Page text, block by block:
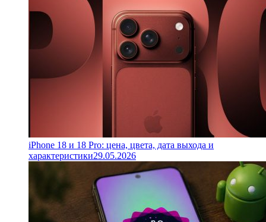
iPhone 18 и 18 Pro: цена, цвета, дата выхода и
характеристики29.05.2026